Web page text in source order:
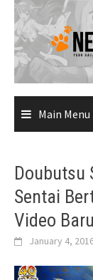
Skip
content
Main Menu
Doubutsu
Sentai
Video Baru
January 4,